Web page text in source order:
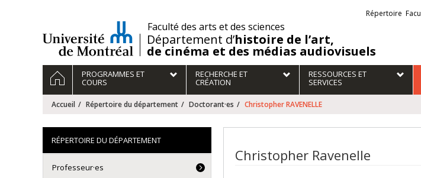
/Faculté des arts et des sciences
Département d’histoire de l’art,
de cinéma et des médias audiovisuels
Liens
externes
Répertoire
Navigation
principale
ACCUEILPROGRAMMES ET
COURS
RECHERCHE ET
CRÉATION
RESSOURCES ET
SERVICES
Accueil Répertoire du département Doctorant·es Christopher RAVENELLE
Christopher Ravenelle
RÉPERTOIRE DU DÉPARTEMENT
Professeur·es